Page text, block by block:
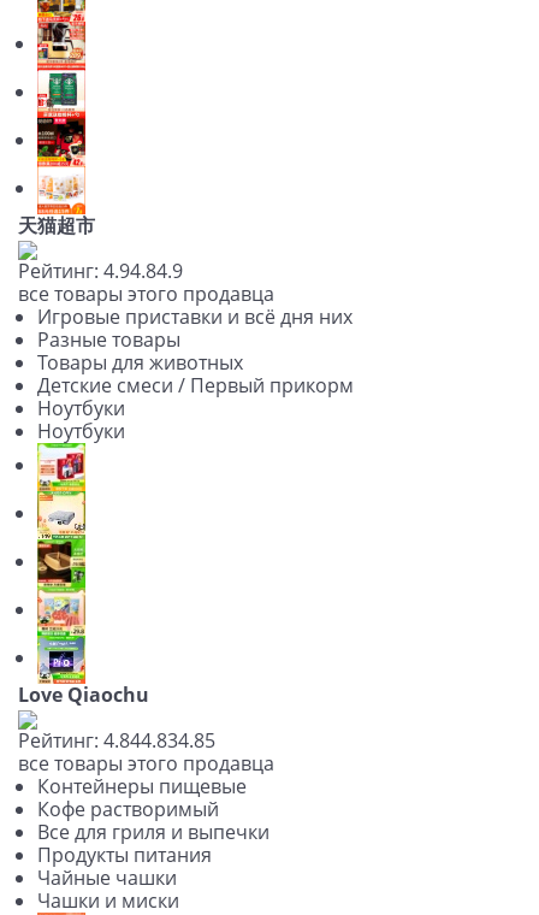
天猫超市
Рейтинг: 4.94.84.9
все товары этого продавца
Игровые приставки и всё дня них
Разные товары
Товары для животных
Детские смеси / Первый прикорм
Ноутбуки
Ноутбуки
Love Qiaochu
Рейтинг: 4.844.834.85
все товары этого продавца
Контейнеры пищевые
Кофе растворимый
Все для гриля и выпечки
Продукты питания
Чайные чашки
Чашки и миски